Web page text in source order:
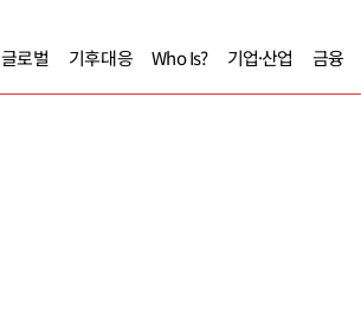
글로벌 기후대응 Who Is? 기업·산업 금융